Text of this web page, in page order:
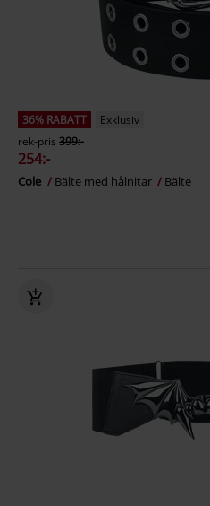
36% RABATT
Exklusiv
rek-pris 399:-
254:-
Cole Bälte med hålnitar Bälte